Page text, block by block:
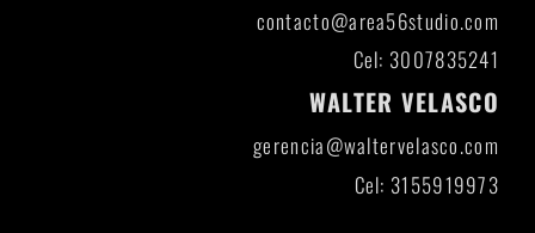
contacto@area56studio.com
Cel: 3007835241
WALTER VELASCO
gerencia@waltervelasco.com
Cel: 3155919973